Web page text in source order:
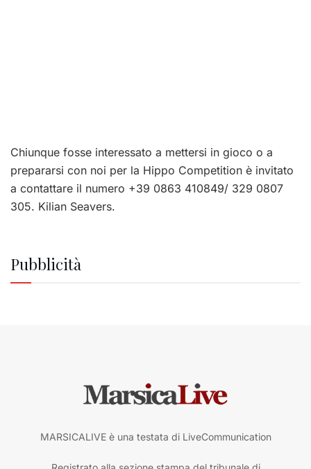
Chiunque fosse interessato a mettersi in gioco o a
prepararsi con noi per la Hippo Competition è invitato
a contattare il numero +39 0863 410849/ 329 0807
305. Kilian Seavers.
Pubblicità
MARSICALIVE è una testata di LiveCommunication